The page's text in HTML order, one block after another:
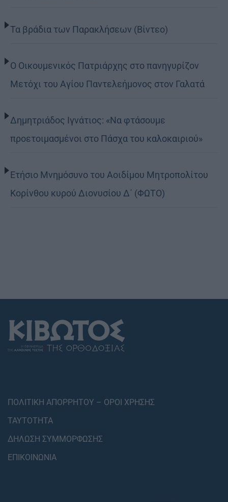
Τα βράδια των Παρακλήσεων (Βίντεο)
Ο Οικουμενικός Πατριάρχης στο πανηγυρίζον
Μετόχι του Αγίου Παντελεήμονος στον Γαλατά
Δημητριάδος Ιγνάτιος: «Να φτάσουμε
προετοιμασμένοι στο Πάσχα του καλοκαιριού»
Ετήσιο Μνημόσυνο του Αοιδίμου Μητροπολίτου
Κορίνθου κυρού Διονυσίου Δ΄ (ΦΩΤΟ)
ΠΟΛΙΤΙΚΗ ΑΠΟΡΡΗΤΟΥ – ΟΡΟΙ ΧΡΗΣΗΣ
ΤΑΥΤΟΤΗΤΑ
ΔΗΛΩΣΗ ΣΥΜΜΟΡΦΩΣΗΣ
ΕΠΙΚΟΙΝΩΝΙΑ